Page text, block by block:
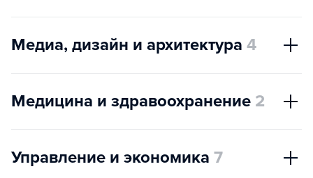
Медиа, дизайн и архитектура 4
Медицина и здравоохранение 2
Управление и экономика 7